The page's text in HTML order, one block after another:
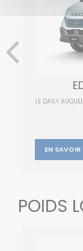
LE DAILY
EN SAVOIR
POIDS